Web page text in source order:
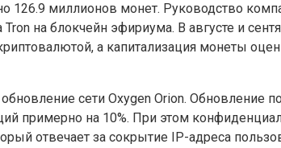
126.9 миллионов монет. Руководство
на блокчейн эфириума. В августе и
а капитализация монеты
сети Oxygen Orion. Обновление
примерно на 10%. При этом
отвечает за сокрытие IP-адреса